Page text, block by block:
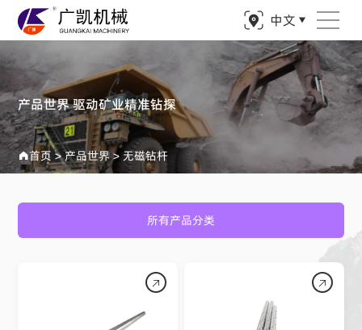
中文
产品世界 驱动矿业精准钻探
首页 >产品世界>无磁钻杆
所有产品分类